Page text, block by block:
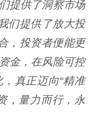
提供了洞察市场
们提供了放大投
，投资者便能更
金，在风险可控
真正迈向“精准
，量力而行，永